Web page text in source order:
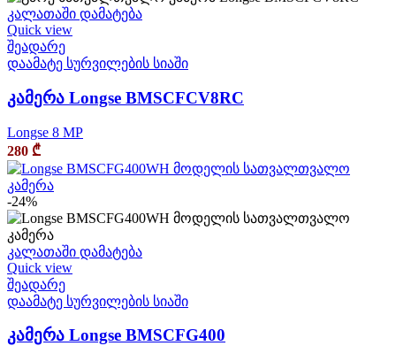
კალათაში დამატება
Quick view
შეადარე
დაამატე სურვილების სიაში
კამერა Longse BMSCFCV8RC
Longse 8 MP
280 ₾
-24%
კალათაში დამატება
Quick view
შეადარე
დაამატე სურვილების სიაში
კამერა Longse BMSCFG400